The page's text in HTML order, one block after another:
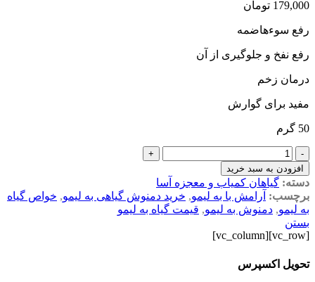
179,000 تومان
رفع سوءهاضمه
رفع نفخ و جلوگیری از آن
درمان زخم
مفید برای گوارش
50 گرم
-
گیاه
به
لیمو
عدد
+
افزودن به سبد خرید
دسته: گیاهان کمیاب و معجزه آسا
برچسب: آرامش با به لیمو, خرید دمنوش گیاهی به لیمو, خواص گیاه
به لیمو, دمنوش به لیمو, قیمت گیاه به لیمو
بستن
[vc_row][vc_column]
تحویل اکسپرس